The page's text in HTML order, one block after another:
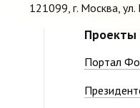
121099, г. Москва,
Портал